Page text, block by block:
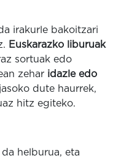
irakurle bakoitzari
Euskarazko liburuak
sortuak edo
zehar idazle edo
dute haurrek,
hitz egiteko.
helburua, eta